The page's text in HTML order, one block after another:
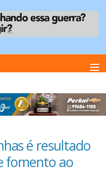
é resultado
fomento ao